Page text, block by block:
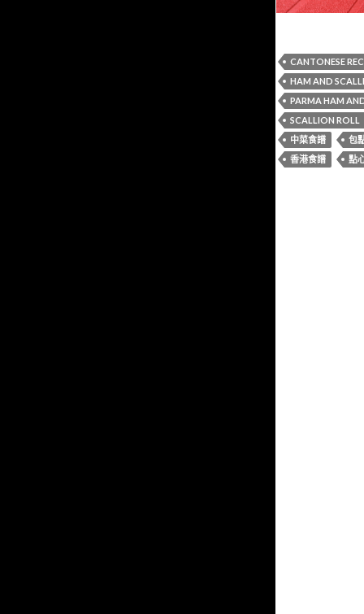
CANTONESE
HAM AND
PARMA HAM
SCALLION ROLL
中菜食譜
包
香港食譜
點